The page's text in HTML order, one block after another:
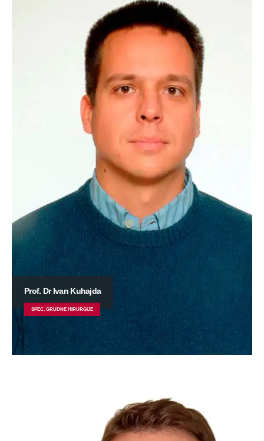
Prof. Dr Ivan Kuhajda
SPEC. GRUDNE HIRURGIJE